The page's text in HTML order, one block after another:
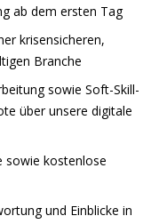
ab dem ersten Tag
krisensicheren,
Branche
sowie Soft-Skill-
über unsere digitale
sowie kostenlose
und Einblicke in